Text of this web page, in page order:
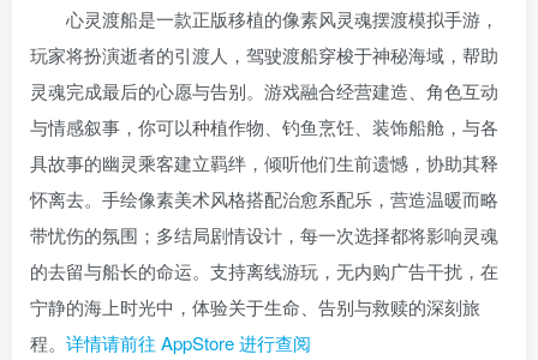
心灵渡船是一款正版移植的像素风灵魂摆渡模拟手游，
玩家将扮演逝者的引渡人，驾驶渡船穿梭于神秘海域，帮助
灵魂完成最后的心愿与告别。游戏融合经营建造、角色互动
与情感叙事，你可以种植作物、钓鱼烹饪、装饰船舱，与各
具故事的幽灵乘客建立羁绊，倾听他们生前遗憾，协助其释
怀离去。手绘像素美术风格搭配治愈系配乐，营造温暖而略
带忧伤的氛围；多结局剧情设计，每一次选择都将影响灵魂
的去留与船长的命运。支持离线游玩，无内购广告干扰，在
宁静的海上时光中，体验关于生命、告别与救赎的深刻旅
程。 详情请前往 AppStore 进行查阅
登录
没有账号？立即注册
用户名或邮箱
登录密码
记住登录 找回密码
登录